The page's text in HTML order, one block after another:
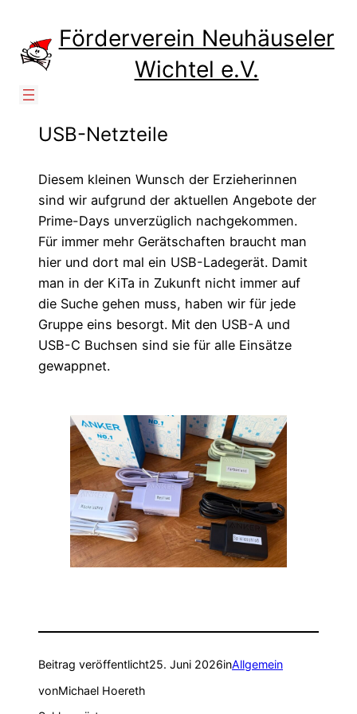
springen Förderverein Neuhäuseler
Wichtel e.V.
USB-Netzteile
Diesem kleinen Wunsch der Erzieherinnen
sind wir aufgrund der aktuellen Angebote der
Prime-Days unverzüglich nachgekommen.
Für immer mehr Gerätschaften braucht man
hier und dort mal ein USB-Ladegerät. Damit
man in der KiTa in Zukunft nicht immer auf
die Suche gehen muss, haben wir für jede
Gruppe eins besorgt. Mit den USB-A und
USB-C Buchsen sind sie für alle Einsätze
gewappnet.
Beitrag veröffentlicht25. Juni 2026inAllgemein
vonMichael Hoereth